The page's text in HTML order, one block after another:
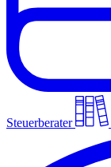
Steuerberater